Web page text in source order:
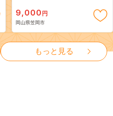
岡山 はくとう スイーツ フル
ーツ 果物 デザート 旬 モモ も
も 先行予約 送料無料 果物 岡
山県 笠岡市 清水白桃 白鳳 白
麗 クール便---
kasaoka_zsy_419_100---
9,000 円
岡山県笠岡市
もっと見る